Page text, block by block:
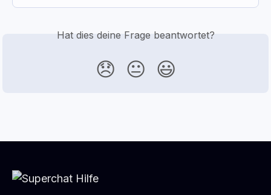
Hat dies deine Frage beantwortet?
😞 😐 😃